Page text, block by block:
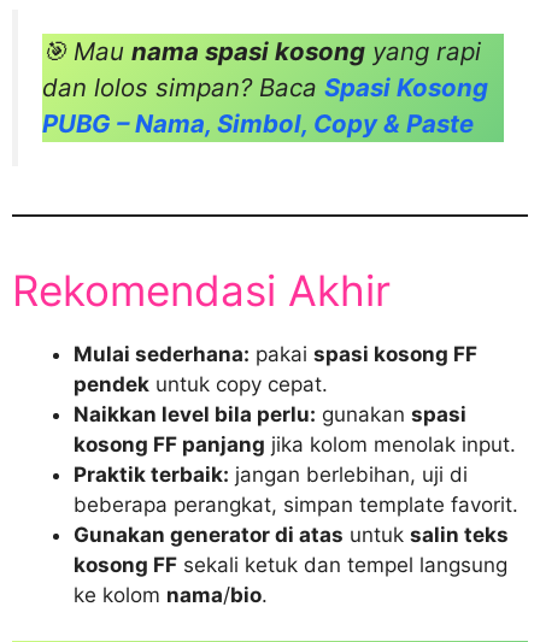
🎯 Mau nama spasi kosong yang rapi
dan lolos simpan? Baca Spasi Kosong
PUBG – Nama, Simbol, Copy & Paste
Rekomendasi Akhir
Mulai sederhana: pakai spasi kosong FF
pendek untuk copy cepat.
Naikkan level bila perlu: gunakan spasi
kosong FF panjang jika kolom menolak input.
Praktik terbaik: jangan berlebihan, uji di
beberapa perangkat, simpan template favorit.
Gunakan generator di atas untuk salin teks
kosong FF sekali ketuk dan tempel langsung
ke kolom nama/bio.